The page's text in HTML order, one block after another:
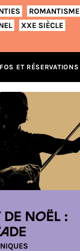
ROMANTISME
XXE SIÈCLE
ET RÉSERVATIONS
Noël :